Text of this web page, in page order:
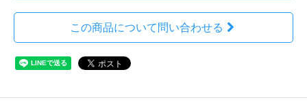
この商品について問い合わせる